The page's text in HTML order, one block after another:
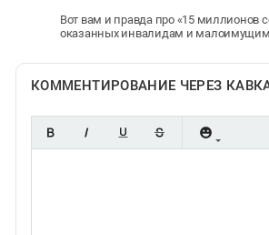
Вот вам и правда про «15 миллионов
оказанных инвалидам и
КОММЕНТИРОВАНИЕ ЧЕРЕЗ